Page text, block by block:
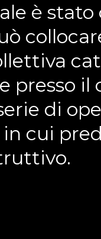
è
presso
di
cui